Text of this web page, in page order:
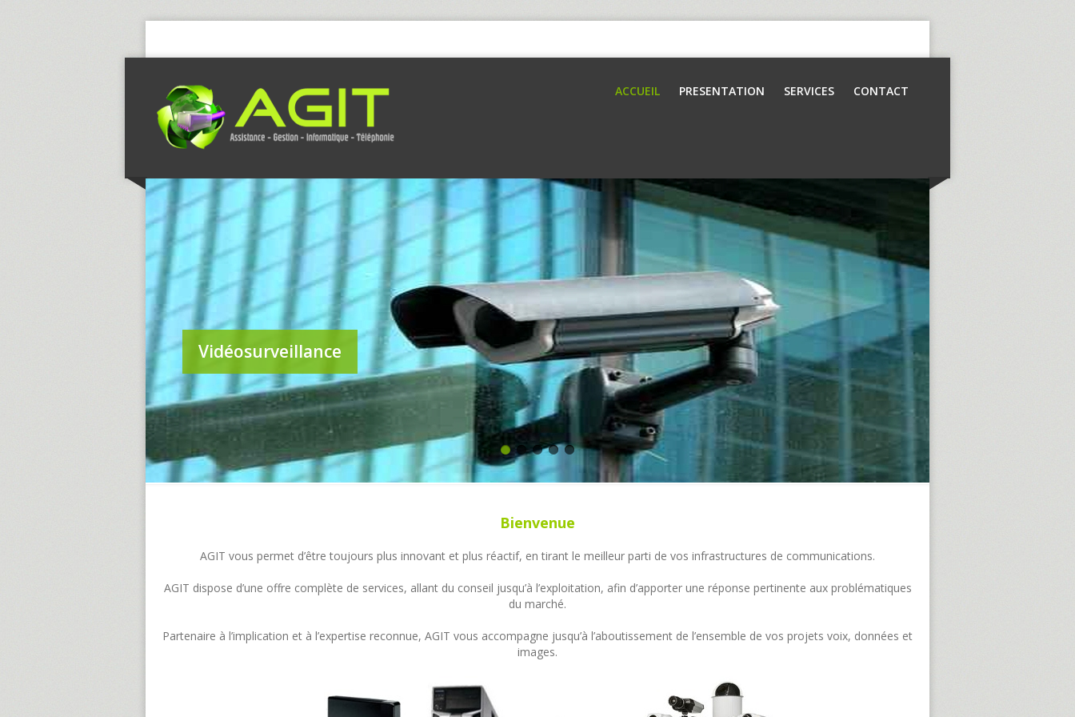
ACCUEIL PRESENTATION SERVICES CONTACT
Vidéosurveillance
Bienvenue
AGIT vous permet d’être toujours plus innovant et plus réactif, en tirant le meilleur parti de vos infrastructures de communications.
AGIT dispose d’une offre complète de services, allant du conseil jusqu’à l’exploitation, afin d’apporter une réponse pertinente aux problématiques
du marché.
Partenaire à l’implication et à l’expertise reconnue, AGIT vous accompagne jusqu’à l’aboutissement de l’ensemble de vos projets voix, données et
images.